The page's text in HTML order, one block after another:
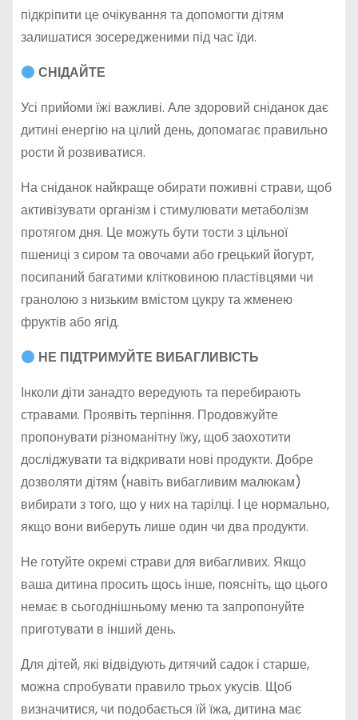
підкріпити це очікування та допомогти дітям
залишатися зосередженими під час їди.
СНІДАЙТЕ
Усі прийоми їжі важливі. Але здоровий сніданок дає
дитині енергію на цілий день, допомагає правильно
рости й розвиватися.
На сніданок найкраще обирати поживні страви, щоб
активізувати організм і стимулювати метаболізм
протягом дня. Це можуть бути тости з цільної
пшениці з сиром та овочами або грецький йогурт,
посипаний багатими клітковиною пластівцями чи
гранолою з низьким вмістом цукру та жменею
фруктів або ягід.
НЕ ПІДТРИМУЙТЕ ВИБАГЛИВІСТЬ
Інколи діти занадто вередують та перебирають
стравами. Проявіть терпіння. Продовжуйте
пропонувати різноманітну їжу, щоб заохотити
досліджувати та відкривати нові продукти. Добре
дозволяти дітям (навіть вибагливим малюкам)
вибирати з того, що у них на тарілці. І це нормально,
якщо вони виберуть лише один чи два продукти.
Не готуйте окремі страви для вибагливих. Якщо
ваша дитина просить щось інше, поясніть, що цього
немає в сьогоднішньому меню та запропонуйте
приготувати в інший день.
Для дітей, які відвідують дитячий садок і старше,
можна спробувати правило трьох укусів. Щоб
визначитися, чи подобається їй їжа, дитина має